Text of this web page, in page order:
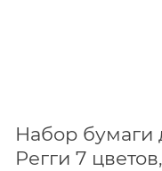
Набор бумаги
Регги 7